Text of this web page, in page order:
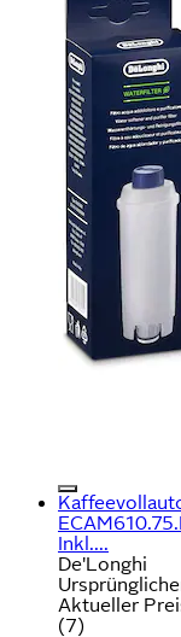
Inkl....
De'Longhi
Aktueller
(7)